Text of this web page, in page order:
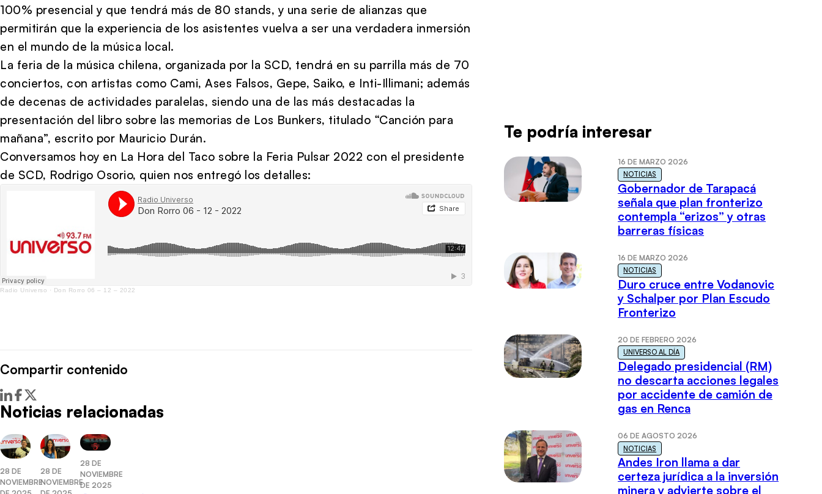
100% presencial y que tendrá más de 80 stands, y una serie de alianzas que
permitirán que la experiencia de los asistentes vuelva a ser una verdadera inmersión
en el mundo de la música local.
La feria de la música chilena, organizada por la SCD, tendrá en su parrilla más de 70
conciertos, con artistas como Cami, Ases Falsos, Gepe, Saiko, e Inti-Illimani; además
de decenas de actividades paralelas, siendo una de las más destacadas la
presentación del libro sobre las memorias de Los Bunkers, titulado “Canción para
mañana”, escrito por Mauricio Durán.
Conversamos hoy en La Hora del Taco sobre la Feria Pulsar 2022 con el presidente
de SCD, Rodrigo Osorio, quien nos entregó los detalles:
Radio Universo · Don Rorro 06 – 12 – 2022
Compartir contenido
Noticias relacionadas
28 DE
NOVIEMBRE
28 DE
NOVIEMBRE
28 DE
NOVIEMBRE
DE 2025
Te podría interesar
16 DE MARZO 2026
NOTICIAS
Gobernador de Tarapacá
señala que plan fronterizo
contempla “erizos” y otras
barreras físicas
16 DE MARZO 2026
NOTICIAS
Duro cruce entre Vodanovic
y Schalper por Plan Escudo
Fronterizo
20 DE FEBRERO 2026
UNIVERSO AL DÍA
Delegado presidencial (RM)
no descarta acciones legales
por accidente de camión de
gas en Renca
06 DE AGOSTO 2026
NOTICIAS
Andes Iron llama a dar
certeza jurídica a la inversión
minera y advierte sobre el